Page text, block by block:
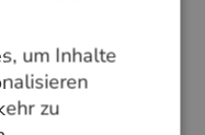
Let op, wij leveren
GERMAN
ENGLISH
um Inhalte
zu